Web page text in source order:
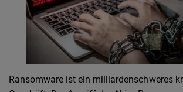
Ransomware ist ein milliardenschweres